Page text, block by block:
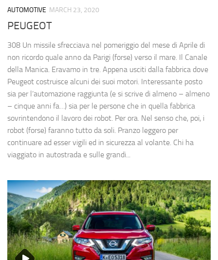
AUTOMOTIVE MARCH 23, 2020
PEUGEOT
308 Un missile sfrecciava nel pomeriggio del mese di Aprile di
non ricordo quale anno da Parigi (forse) verso il mare. Il Canale
della Manica. Eravamo in tre. Appena usciti dalla fabbrica dove
Peugeot costruisce alcuni dei suoi motori. Interessante posto
sia per l’automazione raggiunta (e si scrive di almeno – almeno
– cinque anni fa…) sia per le persone che in quella fabbrica
sovrintendono il lavoro dei robot. Per ora. Nel senso che, poi, i
robot (forse) faranno tutto da soli. Pranzo leggero per
continuare ad esser vigili ed in sicurezza al volante. Chi ha
viaggiato in autostrada e sulle grandi...